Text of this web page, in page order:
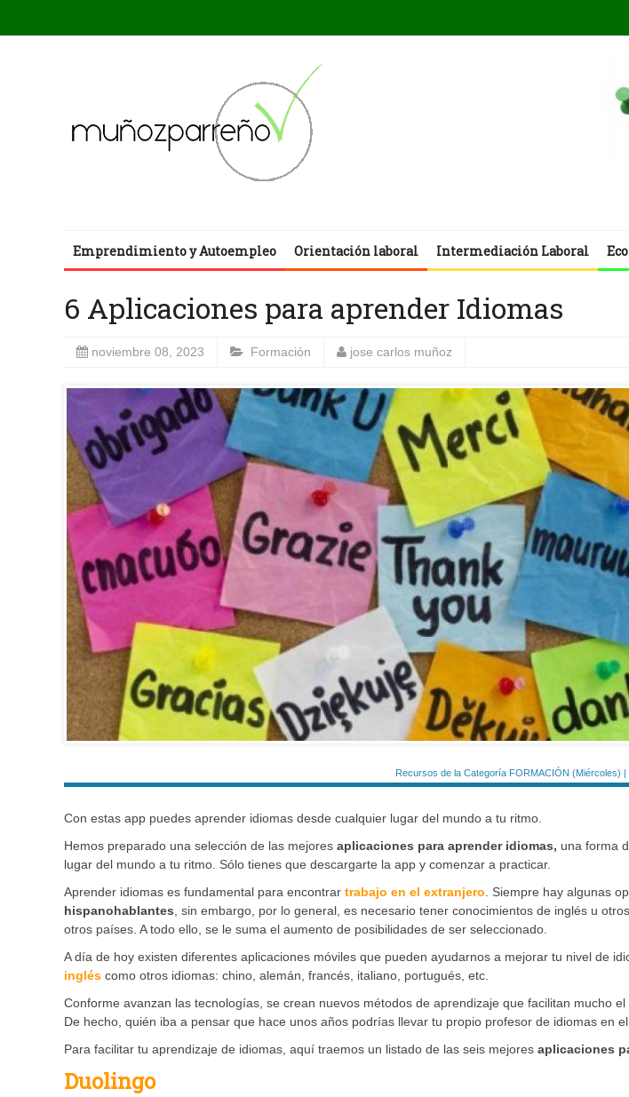
Emprendimiento y Autoempleo Orientación laboral Intermediación Laboral
6 Aplicaciones para aprender Idiomas
noviembre 08, 2023 Formación jose carlos muñoz
Recursos de la Categoría FORMACIÓN (Miércoles)
Con estas app puedes aprender idiomas desde cualquier lugar del mundo a tu ritmo.
Hemos preparado una selección de las mejores aplicaciones para aprender idiomas, una forma
lugar del mundo a tu ritmo. Sólo tienes que descargarte la app y comenzar a practicar.
Aprender idiomas es fundamental para encontrar trabajo en el extranjero. Siempre hay algunas
hispanohablantes, sin embargo, por lo general, es necesario tener conocimientos de inglés u
otros países. A todo ello, se le suma el aumento de posibilidades de ser seleccionado.
A día de hoy existen diferentes aplicaciones móviles que pueden ayudarnos a mejorar tu nivel de
inglés como otros idiomas: chino, alemán, francés, italiano, portugués, etc.
Conforme avanzan las tecnologías, se crean nuevos métodos de aprendizaje que facilitan mucho
De hecho, quién iba a pensar que hace unos años podrías llevar tu propio profesor de idiomas en
Para facilitar tu aprendizaje de idiomas, aquí traemos un listado de las seis mejores aplicaciones
Duolingo